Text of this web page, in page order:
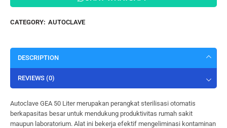
CATEGORY: AUTOCLAVE
DESCRIPTION
REVIEWS (0)
Autoclave GEA 50 Liter merupakan perangkat sterilisasi otomatis
berkapasitas besar untuk mendukung produktivitas rumah sakit
maupun laboratorium. Alat ini bekerja efektif mengeliminasi kontaminan